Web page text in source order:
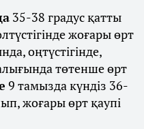
35-38 градус қатты
жоғары өрт
оңтүстігінде,
төтенше өрт
9 тамызда күндіз 36-
жоғары өрт қаупі